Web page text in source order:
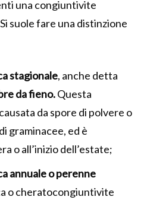
una congiuntivite
suole fare una distinzione
stagionale, anche detta
da fieno.Questa
da spore di polvere o
graminacee, ed è
o all’inizio dell’estate;
annuale o perenne
o cheratocongiuntivite